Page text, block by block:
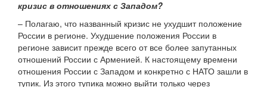
кризис в отношениях с Западом?
– Полагаю, что названный кризис не ухудшит положение
России в регионе. Ухудшение положения России в
регионе зависит прежде всего от все более запутанных
отношений России с Арменией. К настоящему времени
отношения России с Западом и конкретно с НАТО зашли в
тупик. Из этого тупика можно выйти только через